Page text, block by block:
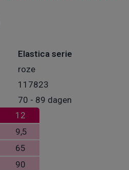
Elastica serie
roze
117823
70 - 89 dagen
12
9,5
65
90